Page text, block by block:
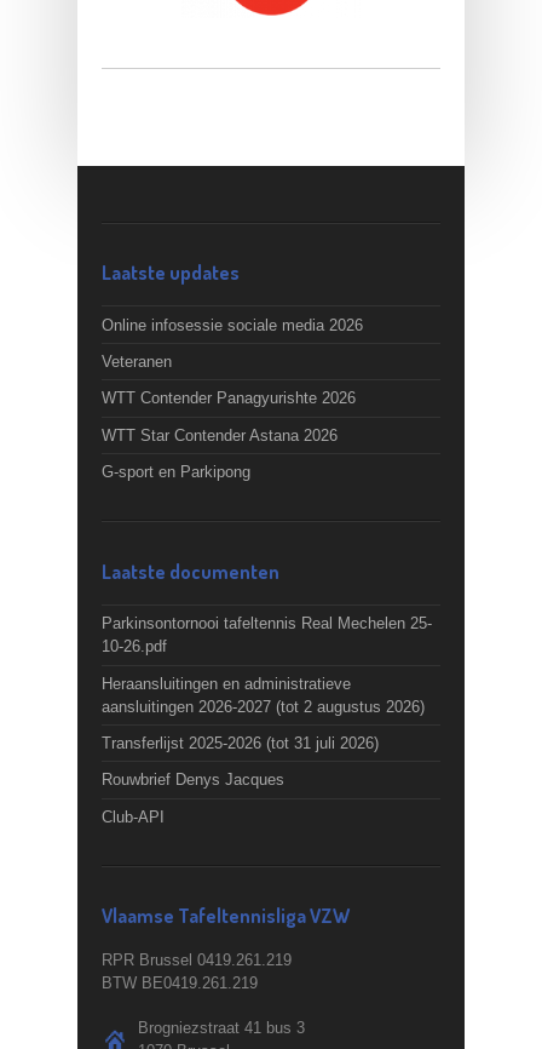
Laatste updates
Online infosessie sociale media 2026
Veteranen
WTT Contender Panagyurishte 2026
WTT Star Contender Astana 2026
G-sport en Parkipong
Laatste documenten
Parkinsontornooi tafeltennis Real Mechelen 25-
10-26.pdf
Heraansluitingen en administratieve
aansluitingen 2026-2027 (tot 2 augustus 2026)
Transferlijst 2025-2026 (tot 31 juli 2026)
Rouwbrief Denys Jacques
Club-API
Vlaamse Tafeltennisliga VZW
RPR Brussel 0419.261.219
BTW BE0419.261.219
Brogniezstraat 41 bus 3